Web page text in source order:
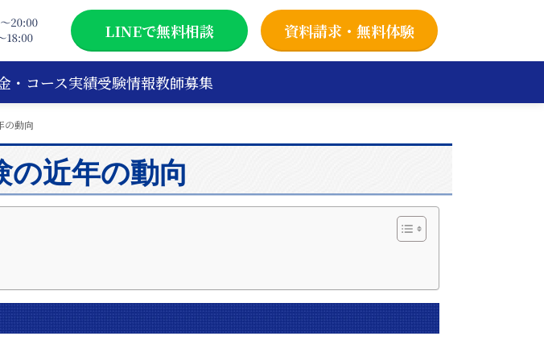
LINEで無料相談 資料請求・無料体験
・コース実績受験情報教師募集
の動向
の近年の動向